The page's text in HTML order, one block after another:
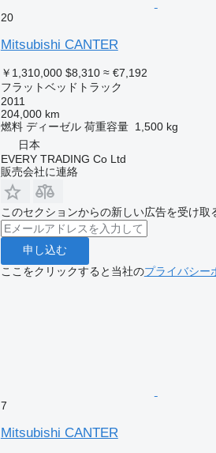
20
Mitsubishi CANTER
￥1,310,000 $8,310 ≈ €7,192
フラットベッドトラック
2011
204,000 km
燃料 ディーゼル 荷重容量 1,500 kg
日本
EVERY TRADING Co Ltd
販売会社に連絡
このセクションからの新しい広告を受け取
申し込む
ここをクリックすると当社のプライバシー
7
Mitsubishi CANTER